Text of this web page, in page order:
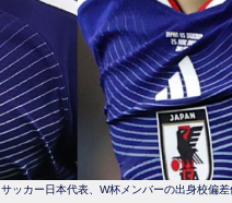
サッカー日本代表、W杯メンバーの出身校偏